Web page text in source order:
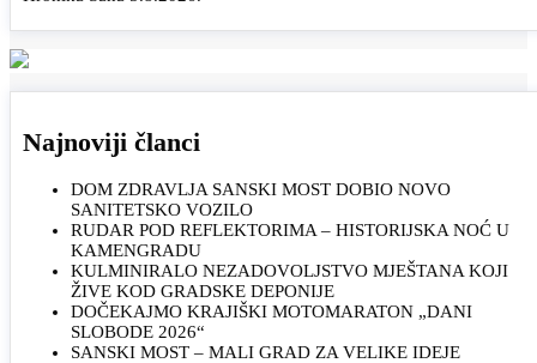
Najnoviji članci
DOM ZDRAVLJA SANSKI MOST DOBIO NOVO
SANITETSKO VOZILO
RUDAR POD REFLEKTORIMA – HISTORIJSKA NOĆ U
KAMENGRADU
KULMINIRALO NEZADOVOLJSTVO MJEŠTANA KOJI
ŽIVE KOD GRADSKE DEPONIJE
DOČEKAJMO KRAJIŠKI MOTOMARATON „DANI
SLOBODE 2026“
SANSKI MOST – MALI GRAD ZA VELIKE IDEJE